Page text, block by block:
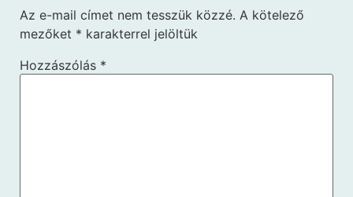
Az e-mail címet nem tesszük közzé. A kötelező
mezőket * karakterrel jelöltük
Hozzászólás *